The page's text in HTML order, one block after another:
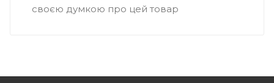
своєю думкою про цей товар